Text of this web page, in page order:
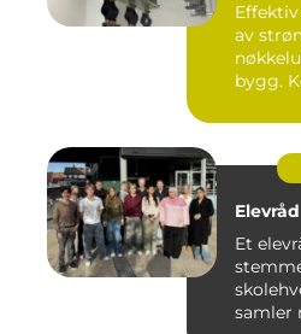
av
bygg.
Elevråd
Et
samler